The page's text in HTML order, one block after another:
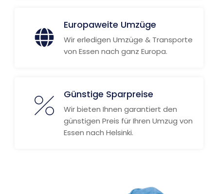
Europaweite Umzüge
Wir erledigen Umzüge & Transporte
von Essen nach ganz Europa.
Günstige Sparpreise
Wir bieten Ihnen garantiert den
günstigen Preis für Ihren Umzug von
Essen nach Helsinki.